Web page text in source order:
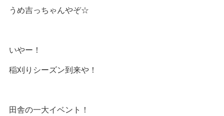
うめ吉っちゃんやぞ☆
いやー！
稲刈りシーズン到来や！
田舎の一大イベント！